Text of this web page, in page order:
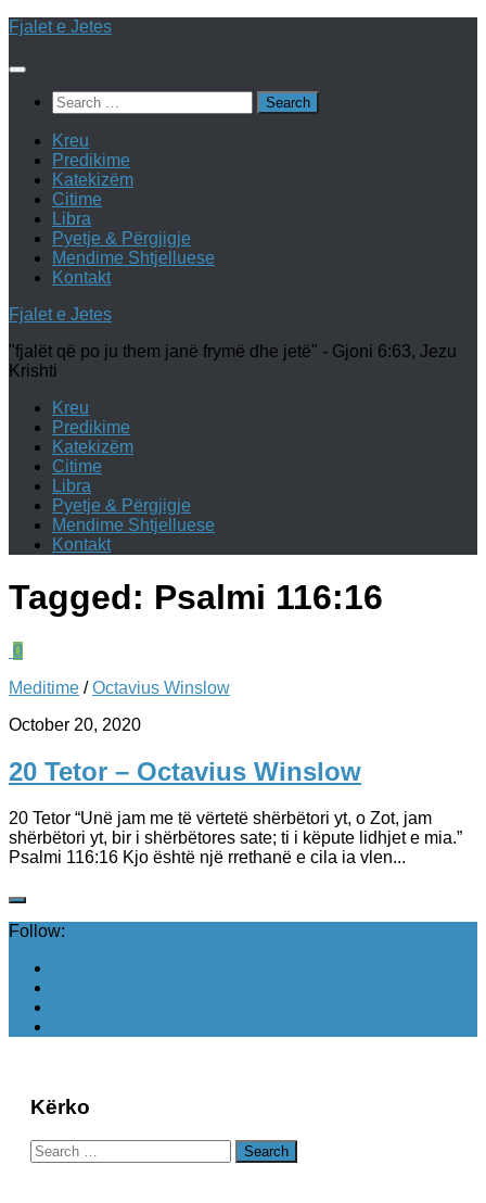
Skip
content
Fjalet e Jetes
Search
for:
Kreu
Predikime
Katekizëm
Citime
Libra
Pyetje & Përgjigje
Mendime Shtjelluese
Kontakt
Fjalet e Jetes
"fjalët që po ju them janë frymë dhe jetë" - Gjoni 6:63, Jezu
Krishti
Kreu
Predikime
Katekizëm
Citime
Libra
Pyetje & Përgjigje
Mendime Shtjelluese
Kontakt
Tagged: Psalmi 116:16
0
Meditime /Octavius Winslow
October 20, 2020
20 Tetor – Octavius Winslow
20 Tetor “Unë jam me të vërtetë shërbëtori yt, o Zot, jam
shërbëtori yt, bir i shërbëtores sate; ti i këpute lidhjet e mia.”
Psalmi 116:16 Kjo është një rrethanë e cila ia vlen...
Follow:
Kërko
Search
for: